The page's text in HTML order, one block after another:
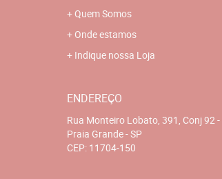
Quem Somos
Onde estamos
Indique nossa Loja
ENDEREÇO
Rua Monteiro Lobato, 391, Conj 92-
Praia Grande-SP
CEP: 11704-150